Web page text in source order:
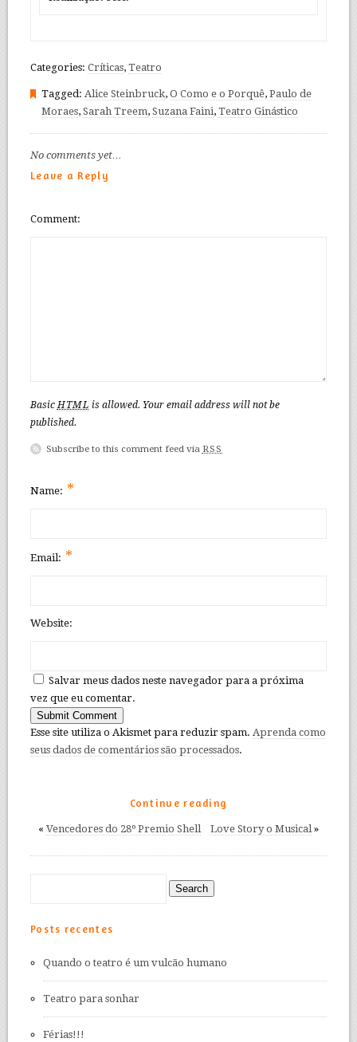
Categories: Críticas, Teatro
Tagged: Alice Steinbruck, O Como e o Porquê, Paulo de
Moraes, Sarah Treem, Suzana Faini, Teatro Ginástico
No comments yet…
Leave a Reply
Comment
BasicHTML is allowed. Your email address will not be
published.
Subscribe to this comment feed via RSS
Name: *
Email: *
Website:
Salvar meus dados neste navegador para a próxima
vez que eu comentar.
Esse site utiliza o Akismet para reduzir spam. Aprenda como
seus dados de comentários são processados.
Continue reading
« Vencedores do 28º Premio Shell Love Story o Musical»
Posts recentes
Quando o teatro é um vulcão humano
Teatro para sonhar
Férias!!!